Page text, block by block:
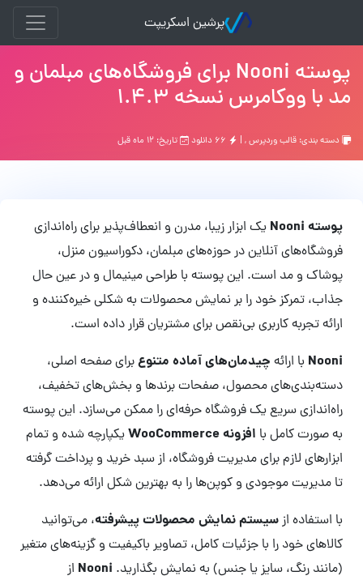
پرشین اسکریپت
پوسته Nooni برای فروشگاه‌های مبلمان و
مد با ووکامرس نسخه 1.4.3
دسته بندی: قالب وردپرس, | تاریخ: ۱۲ ماه قبل
پوسته Nooni
یک ابزار زیبا، مدرن و انعطاف‌پذیر برای راه‌اندازی
فروشگاه‌های آنلاین در حوزه‌های مبلمان، دکوراسیون منزل،
پوشاک و مد است. این پوسته با طراحی مینیمال و در عین حال
جذاب، تمرکز خود را بر نمایش محصولات به شکلی خیره‌کننده و
ارائه تجربه کاربری بی‌نقص برای مشتریان قرار داده است.
Nooni با ارائه چیدمان‌های آماده متنوعبرای صفحه اصلی،
دسته‌بندی‌های محصول، صفحات برندها و بخش‌های تخفیف،
راه‌اندازی سریع یک فروشگاه حرفه‌ای را ممکن می‌سازد. این پوسته
به صورت کامل با افزونه WooCommerce
یکپارچه شده و تمام
ابزارهای لازم برای مدیریت فروشگاه، از سبد خرید و پرداخت گرفته
تا مدیریت موجودی و کوپن‌ها را به بهترین شکل ارائه می‌دهد.
با استفاده ازسیستم نمایش محصولات پیشرفته، می‌توانید
کالاهای خود را با جزئیات کامل، تصاویر باکیفیت و گزینه‌های متغیر
(مانند رنگ، سایز یا جنس) به نمایش بگذارید. Nooni از